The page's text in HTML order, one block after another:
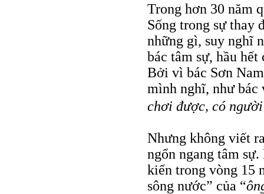
Trong hơn 30 năm
Sống trong sự thay
những gì, suy nghĩ
bác tâm sự, hầu
Bởi vì bác Sơn
mình nghĩ, như bác
chơi được, có
Nhưng không viết
ngổn ngang tâm
kiến trong vòng 15
sông nước” của “